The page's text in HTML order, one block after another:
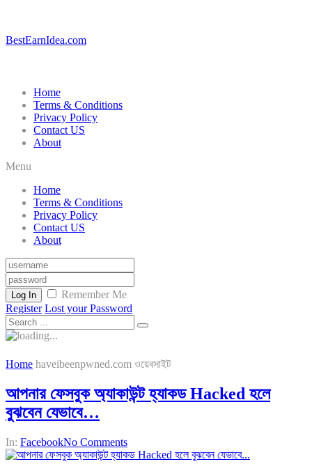
BestEarnIdea.com
Home
Terms & Conditions
Privacy Policy
Contact US
About
Menu
Home
Terms & Conditions
Privacy Policy
Contact US
About
Log In
Remember Me
Register Lost your Password
Home haveibeenpwned.com ওয়েবসাইট
আপনার ফেসবুক অ্যাকাউন্ট হ্যাকড Hacked হলে
বুঝবেন যেভাবে…
In: FacebookNo Comments